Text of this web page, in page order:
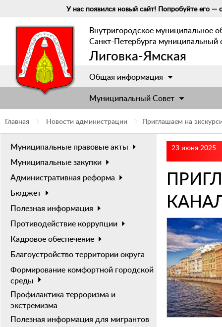
У нас появился новый сайт! Попробуйте его —
Внутригородское муниципальное
Санкт-Петербурга муниципальный
Лиговка-Ямская
Общая информация
Муниципальный Cовет
Главная Новости администрации Приглашаем на
Муниципальные правовые акты
Муниципальные закупки
Административная реформа
Бюджет
Полезная информация
Противодействие коррупции
Кадровое обеспечение
Благоустройство территории округа
Формирование комфортной городской
среды
Профилактика терроризма и
экстремизма
Полезная информация для мигрантов
23 июня 2025